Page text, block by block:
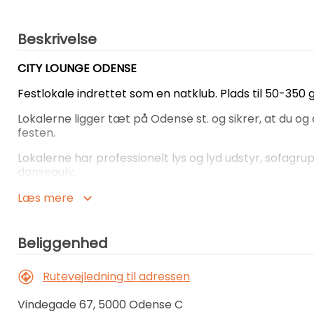
Beskrivelse
CITY LOUNGE ODENSE
Festlokale indrettet som en natklub. Plads til 50-350
Lokalerne ligger tæt på Odense st. og sikrer, at du
festen.
Lokalerne har professionelt lys og lyd udstyr,
dansegulv.
Man medbringer selv drikkevarer i lokalerne og så
DJ.
xxxxxxxxxxxxxxxxxxxxx
Læs mere
Beliggenhed
Rutevejledning til adressen
Vindegade 67, 5000 Odense C